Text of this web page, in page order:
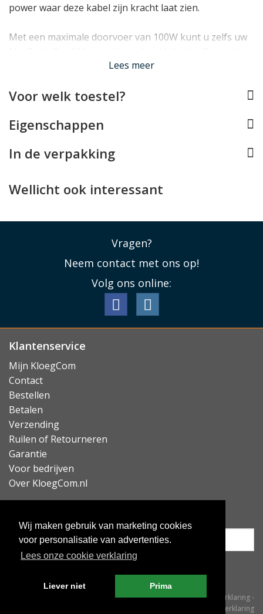
Wij maken gebruik van marketing cookies
voor personalisatie van advertenties.
Lees onze cookie verklaring
Liever niet Prima
power waar deze kabel zijn kracht laat zien.
Met een maximale doorvoer van 100W kunt u zelfs uw
van 200cm geeft u voldoende bewegingsvrijheid zonder
omhulde kabel en aluminium connectoren is de kabel
Lees meer
Voor welk toestel?
Eigenschappen
In de verpakking
Wellicht ook interessant
Vragen?
Neem contact met ons op!
Volg ons online:
Klantenservice
Mijn KloegCom
Contact
Bestellen
Betalen
Verzending
Ruilen of Retourneren
Garantie
Voor bedrijven
Over KloegCom.nl
Algemene voorwaarden-Cookieverklaring-
Privacyverklaring